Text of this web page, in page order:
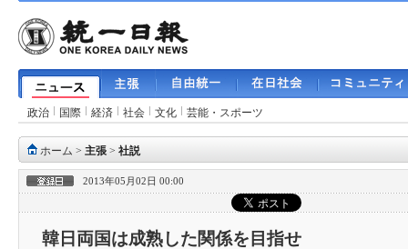
政治 国際 経済 社会 文化 芸能・スポーツ
ホーム > 主張> 社説
2013年05月02日 00:00
韓日両国は成熟した関係を目指せ